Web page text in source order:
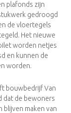
plafonds zijn
gedroogd
de vloertegels
Het nieuwe
worden netjes
en kunnen de
worden.
bouwbedrijf Van
dat de bewoners
maken van